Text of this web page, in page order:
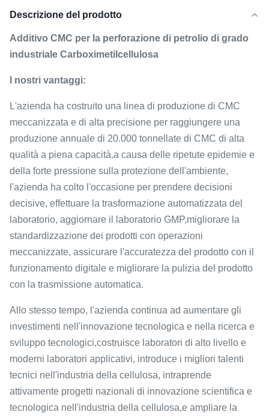
Descrizione del prodotto
Additivo CMC per la perforazione di petrolio di grado
industriale Carboximetilcellulosa
I nostri vantaggi:
L'azienda ha costruito una linea di produzione di CMC
meccanizzata e di alta precisione per raggiungere una
produzione annuale di 20.000 tonnellate di CMC di alta
qualità a piena capacità.a causa delle ripetute epidemie e
della forte pressione sulla protezione dell'ambiente,
l'azienda ha colto l'occasione per prendere decisioni
decisive, effettuare la trasformazione automatizzata del
laboratorio, aggiornare il laboratorio GMP,migliorare la
standardizzazione dei prodotti con operazioni
meccanizzate, assicurare l'accuratezza del prodotto con il
funzionamento digitale e migliorare la pulizia del prodotto
con la trasmissione automatica.
Allo stesso tempo, l'azienda continua ad aumentare gli
investimenti nell'innovazione tecnologica e nella ricerca e
sviluppo tecnologici,costruisce laboratori di alto livello e
moderni laboratori applicativi, introduce i migliori talenti
tecnici nell'industria della cellulosa, intraprende
attivamente progetti nazionali di innovazione scientifica e
tecnologica nell'industria della cellulosa,e ampliare la